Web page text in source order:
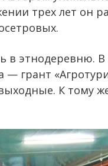
трех лет он
в этнодеревню.
грант
К тому